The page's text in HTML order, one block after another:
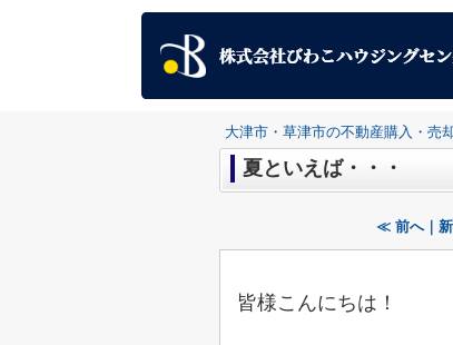
大津市・草津市の不動産購入・売
夏といえば・・・
≪ 前へ｜新
皆様こんにちは！